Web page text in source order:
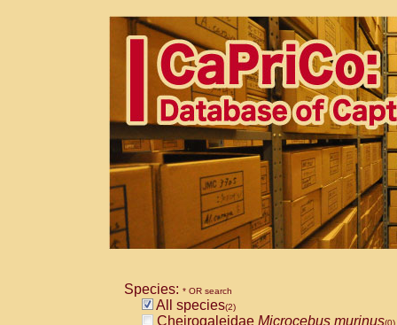
Species: * OR search
All species(2)
Cheirogaleidae Microcebus murinus(0)